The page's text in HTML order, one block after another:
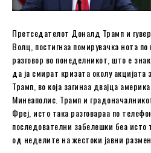
Претседателот Доналд Трамп и
Волц, постигнаа помирувачка нота
разговор во понеделникот, што е
да ја смират кризата околу
Трамп, во која загинаа двајца
Минеаполис. Трамп и
Фреј, исто така разговараа по
последователни забелешки беа
од неделите на жестоки јавни